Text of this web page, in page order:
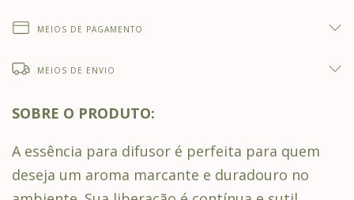
MEIOS DE PAGAMENTO
MEIOS DE ENVIO
SOBRE O PRODUTO:
A essência para difusor é perfeita para quem
deseja um aroma marcante e duradouro no